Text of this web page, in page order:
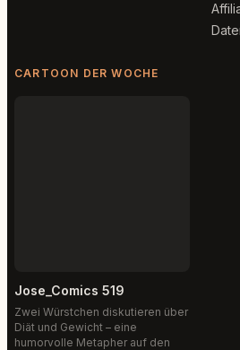
CARTOON DER WOCHE
Jose_Comics 519
Zwei Würstchen diskutieren über
Diät und Gewicht – eine
humorvolle Metapher auf den